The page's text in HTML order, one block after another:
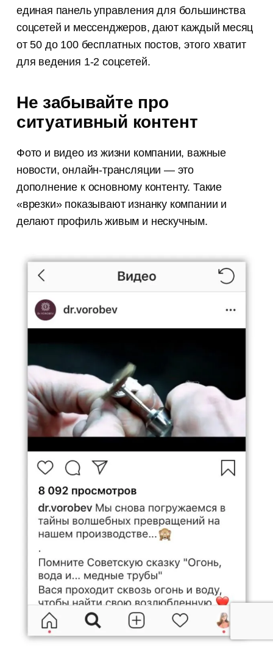
единая панель управления для большинства
соцсетей и мессенджеров, дают каждый месяц
от 50 до 100 бесплатных постов, этого хватит
для ведения 1-2 соцсетей.
Не забывайте про
ситуативный контент
Фото и видео из жизни компании, важные
новости, онлайн-трансляции — это
дополнение к основному контенту. Такие
«врезки» показывают изнанку компании и
делают профиль живым и нескучным.